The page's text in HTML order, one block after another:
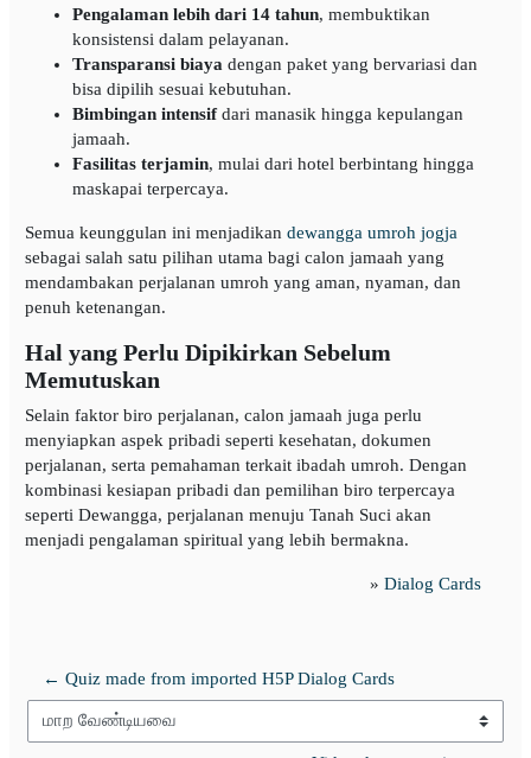
Pengalaman lebih dari 14 tahun, membuktikan
konsistensi dalam pelayanan.
Transparansi biaya dengan paket yang bervariasi dan
bisa dipilih sesuai kebutuhan.
Bimbingan intensifdari manasik hingga kepulangan
jamaah.
Fasilitas terjamin, mulai dari hotel berbintang hingga
maskapai terpercaya.
Semua keunggulan ini menjadikan dewangga umroh jogja
sebagai salah satu pilihan utama bagi calon jamaah yang
mendambakan perjalanan umroh yang aman, nyaman, dan
penuh ketenangan.
Hal yang Perlu Dipikirkan Sebelum
Memutuskan
Selain faktor biro perjalanan, calon jamaah juga perlu
menyiapkan aspek pribadi seperti kesehatan, dokumen
perjalanan, serta pemahaman terkait ibadah umroh. Dengan
kombinasi kesiapan pribadi dan pemilihan biro terpercaya
seperti Dewangga, perjalanan menuju Tanah Suci akan
menjadi pengalaman spiritual yang lebih bermakna.
» Dialog Cards
← Quiz made from imported H5P Dialog Cards
மாற வேண்டியவை